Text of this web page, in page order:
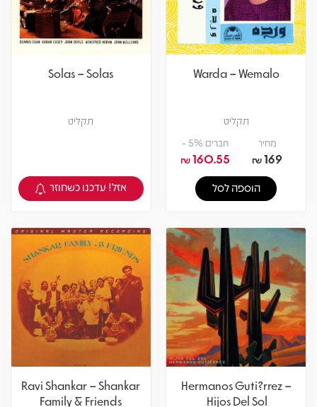
Warda – Wemalo
תקליט
מחיר
169
₪
חברים 5% -
160.55
₪
הוספה לסל
Solas – Solas
תקליט
צפיה במוצר
אזל! עדכנו כשחוזר
Hermanos Guti?rrez –
Hijos Del Sol
Ravi Shankar – Shankar
Family & Friends